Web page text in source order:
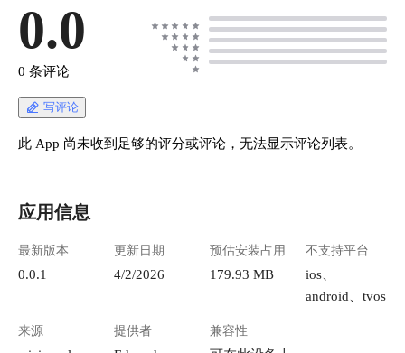
0.0
0 条评论
写评论
此 App 尚未收到足够的评分或评论，无法显示评论列表。
应用信息
最新版本
0.0.1
更新日期
4/2/2026
预估安装占用
179.93 MB
不支持平台
ios、
android、tvos
来源 提供者 兼容性